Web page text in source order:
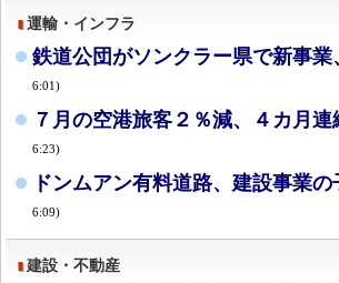
運輸・インフラ
鉄道公団がソンクラー県で新事業
6:01)
７月の空港旅客２％減、４カ月連
6:23)
ドンムアン有料道路、建設事業の
6:09)
建設・不動産